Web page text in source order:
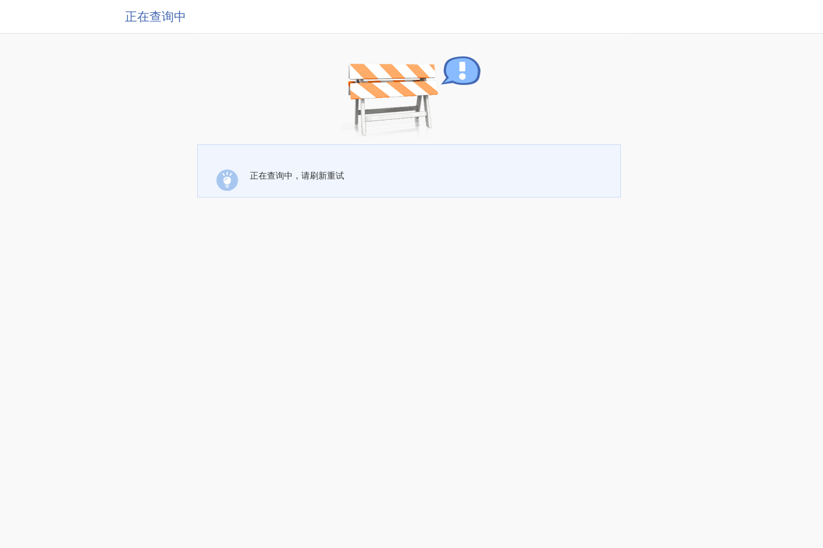
正在查询中
正在查询中，请刷新重试